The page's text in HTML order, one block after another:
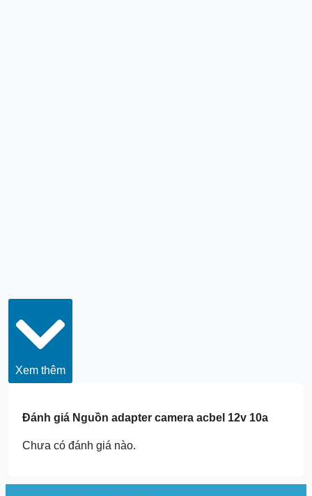
Xem thêm
Đánh giá Nguồn adapter camera acbel 12v 10a
Chưa có đánh giá nào.